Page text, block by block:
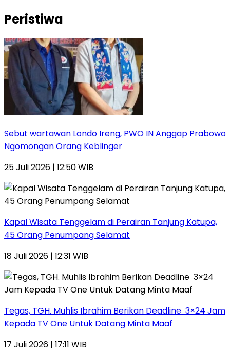
Peristiwa
Sebut wartawan Londo Ireng, PWO IN Anggap Prabowo
Ngomongan Orang Keblinger
25 Juli 2026 | 12:50 WIB
Kapal Wisata Tenggelam di Perairan Tanjung Katupa,
45 Orang Penumpang Selamat
18 Juli 2026 | 12:31 WIB
Tegas, TGH. Muhlis Ibrahim Berikan Deadline 3×24 Jam
Kepada TV One Untuk Datang Minta Maaf
17 Juli 2026 | 17:11 WIB